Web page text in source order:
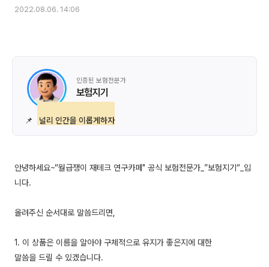
2022.08.06. 14:06
인증된 보험전문가
보험지기
📌 널리 인간을 이롭게하자
안녕하세요~“월급쟁이 재테크 연구카페" 공식 보험전문가_”보험지기“_입
니다.
올려주신 순서대로 말씀드리면,
1. 이 상품은 이름을 알아야 구체적으로 유지가 좋은지에 대한
말씀을 드릴 수 있겠습니다.